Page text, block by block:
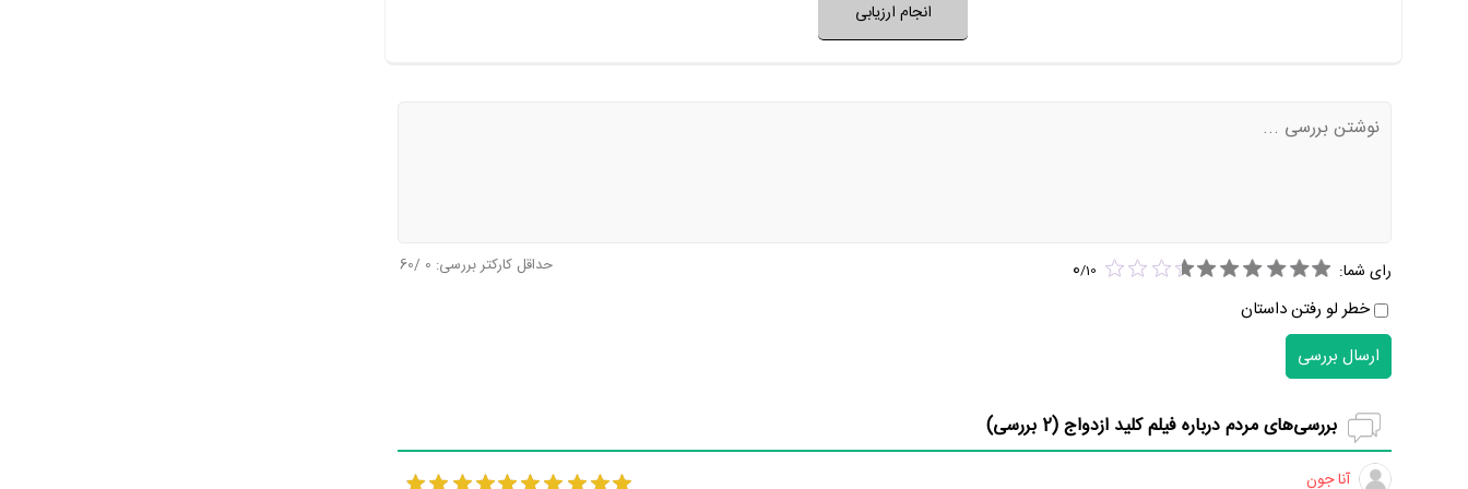
انجام ارزیابی
رای شما: 0/10
خطر لو رفتن داستان
حداقل کارکتر بررسی: 0
/60
ارسال بررسی
بررسی‌های مردم درباره فیلم کلید ازدواج (2 بررسی)
آنا جون